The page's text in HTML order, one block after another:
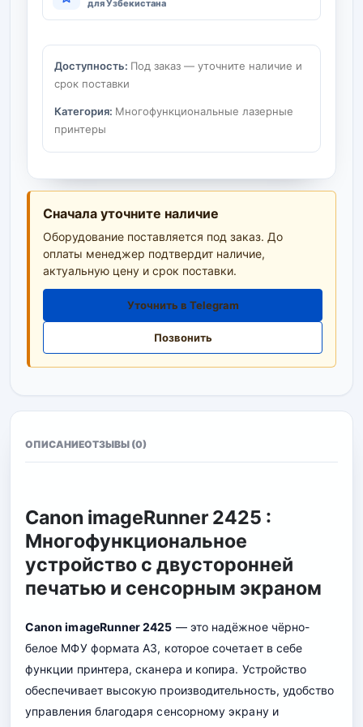
для Узбекистана
Доступность: Под заказ — уточните наличие и
срок поставки
Категория: Многофункциональные лазерные
принтеры
Сначала уточните наличие
Оборудование поставляется под заказ. До
оплаты менеджер подтвердит наличие,
актуальную цену и срок поставки.
Уточнить в Telegram
Позвонить
ОПИСАНИЕОТЗЫВЫ (0)
Canon imageRunner 2425 :
Многофункциональное
устройство с двусторонней
печатью и сенсорным экраном
Canon imageRunner 2425 — это надёжное чёрно-
белое МФУ формата A3, которое сочетает в себе
функции принтера, сканера и копира. Устройство
обеспечивает высокую производительность, удобство
управления благодаря сенсорному экрану и